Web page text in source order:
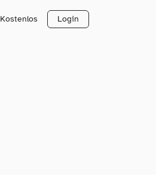
Kostenlos Login